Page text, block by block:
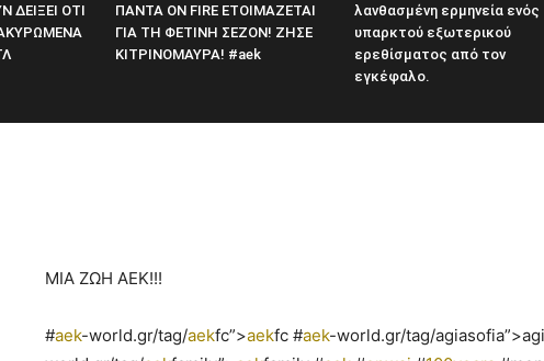
ΔΕΙΞΕΙ ΟΤΙ
ΑΚΥΡΩΜΕΝΑ
ΠΑΝΤΑ ON FIRE ΕΤΟΙΜΑΖΕΤΑΙ
ΓΙΑ ΤΗ ΦΕΤΙΝΗ ΣΕΖΟΝ! ΖΗΣΕ
ΚΙΤΡΙΝΟΜΑΥΡΑ! #aek
λανθασμένη ερμηνεία ενός
υπαρκτού εξωτερικού
ερεθίσματος από τον
εγκέφαλο.
ΜΙΑ ΖΩΗ ΑΕΚ!!!
#aek-world.gr/tag/aekfc”>aekfc #aek-world.gr/tag/